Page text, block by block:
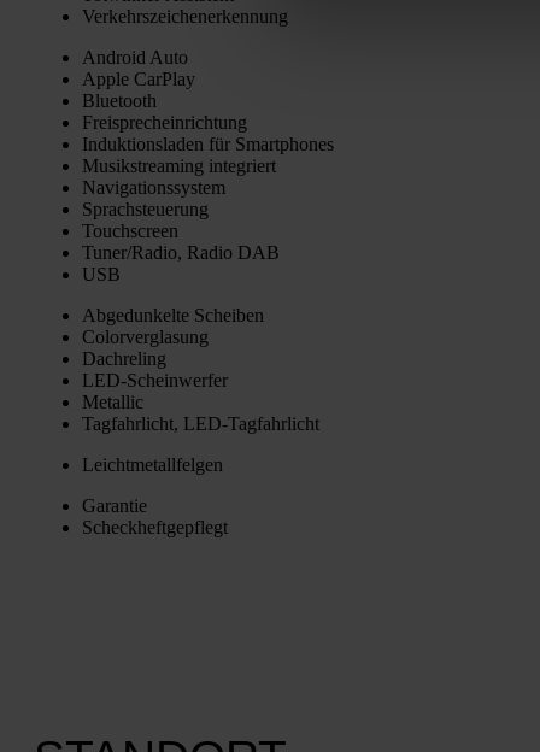
Ver­kehrs­zei­chen­er­ken­nung
Android Auto
Apple Car­Play
Blue­tooth
Frei­sprech­ein­rich­tung
Induk­ti­ons­la­den für Smart­phones
Musik­strea­ming inte­griert
Navi­ga­ti­ons­sys­tem
Sprach­steue­rung
Touch­screen
Tuner/Radio, Radio DAB
USB
Abge­dun­kel­te Schei­ben
Color­ver­gla­sung
Dach­re­ling
LED-Schein­wer­fer
Metal­lic
Tag­fahr­licht, LED-Tag­fahr­licht
Leicht­me­tall­fel­gen
Garan­tie
Scheck­heft­ge­pflegt